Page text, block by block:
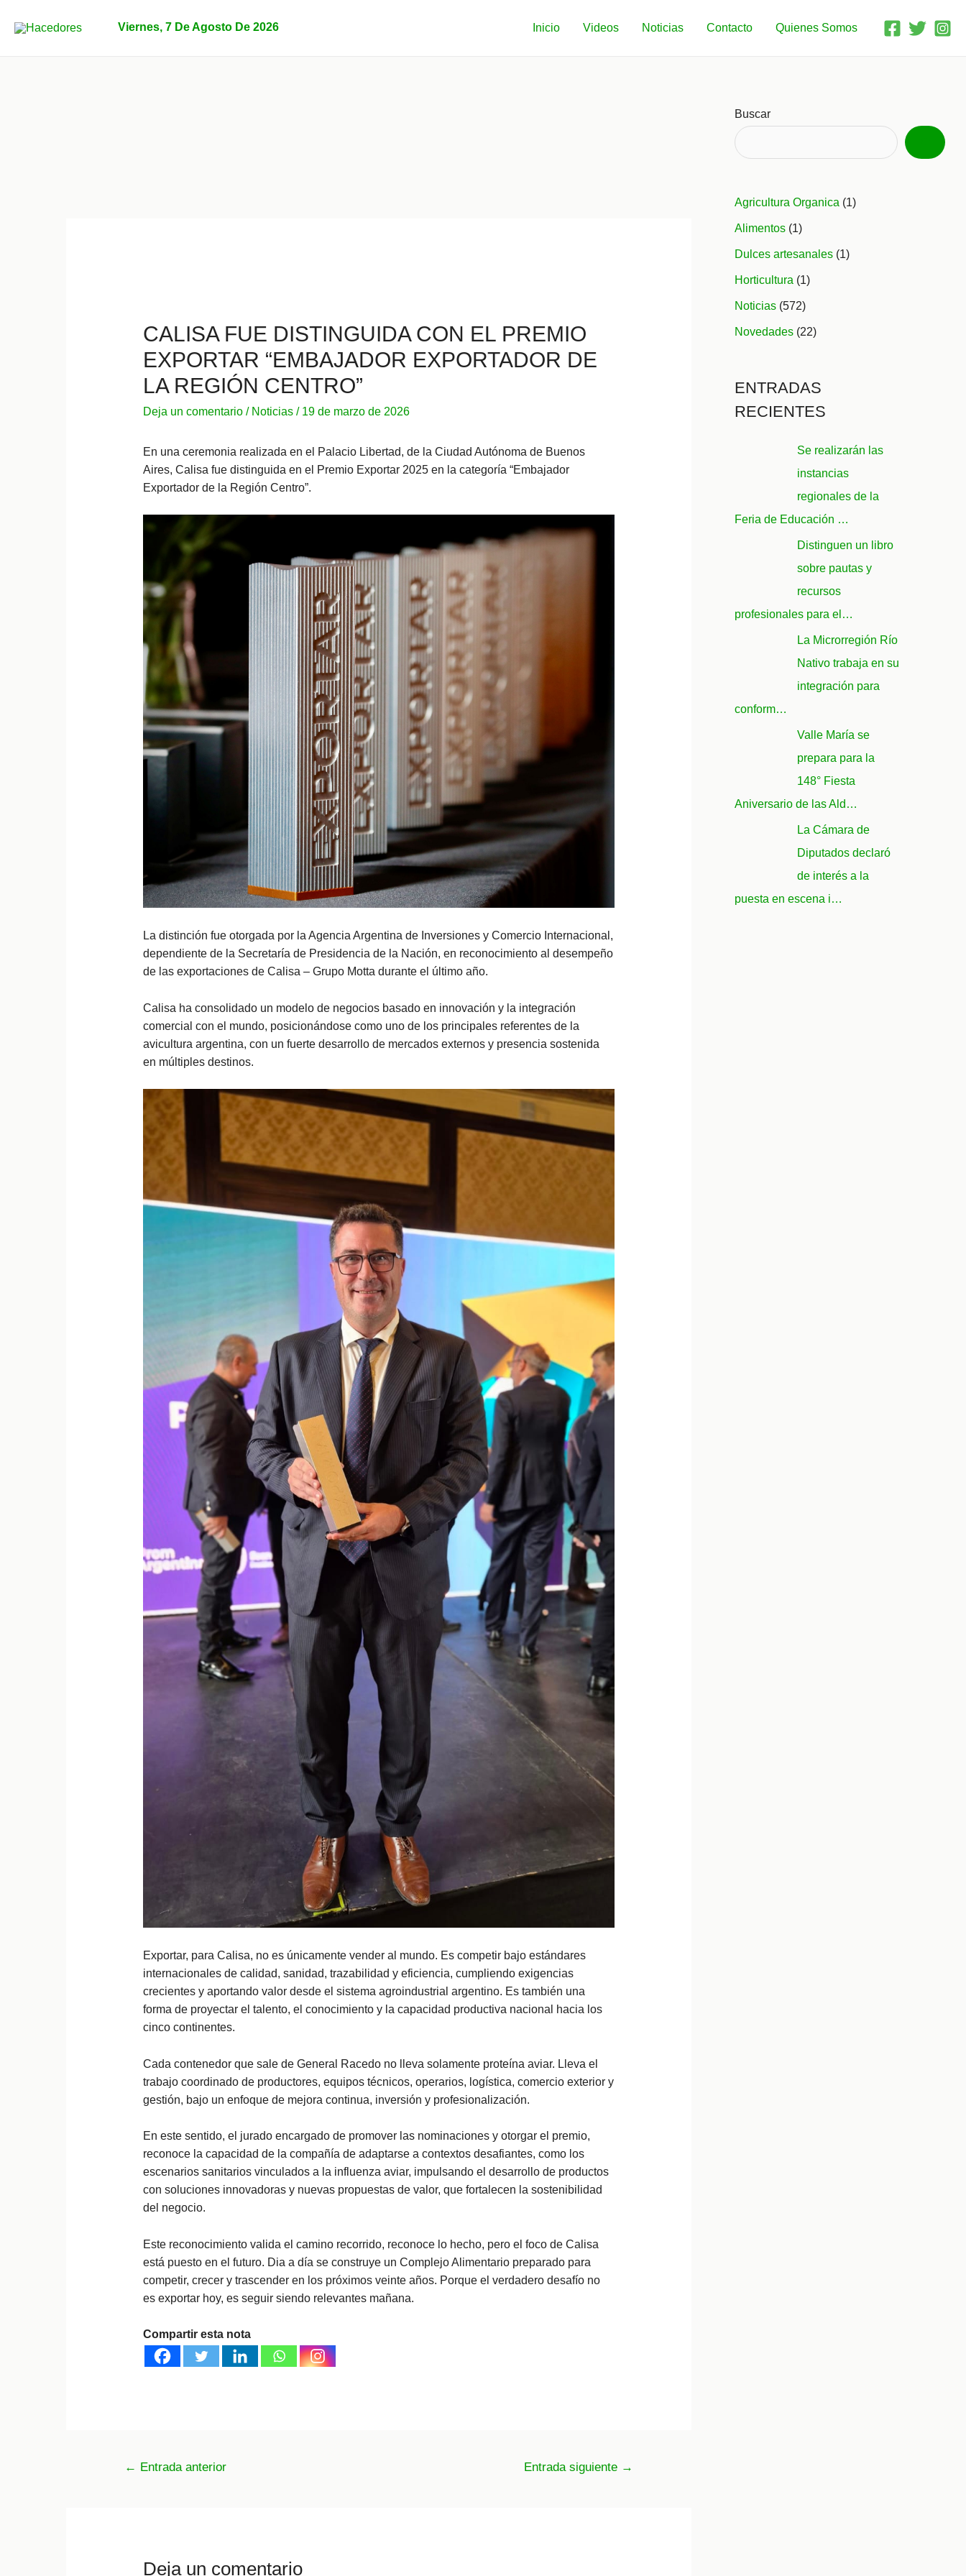
Viernes, 7 De Agosto De 2026 Inicio Videos Noticias Contacto Quienes Somos
CALISA FUE DISTINGUIDA CON EL PREMIO
EXPORTAR “EMBAJADOR EXPORTADOR DE
LA REGIÓN CENTRO”
Deja un comentario / Noticias/ 19 de marzo de 2026
En una ceremonia realizada en el Palacio Libertad, de la Ciudad Autónoma de Buenos
Aires, Calisa fue distinguida en el Premio Exportar 2025 en la categoría “Embajador
Exportador de la Región Centro”.
La distinción fue otorgada por la Agencia Argentina de Inversiones y Comercio Internacional,
dependiente de la Secretaría de Presidencia de la Nación, en reconocimiento al desempeño
de las exportaciones de Calisa – Grupo Motta durante el último año.
Calisa ha consolidado un modelo de negocios basado en innovación y la integración
comercial con el mundo, posicionándose como uno de los principales referentes de la
avicultura argentina, con un fuerte desarrollo de mercados externos y presencia sostenida
en múltiples destinos.
Exportar, para Calisa, no es únicamente vender al mundo. Es competir bajo estándares
internacionales de calidad, sanidad, trazabilidad y eficiencia, cumpliendo exigencias
crecientes y aportando valor desde el sistema agroindustrial argentino. Es también una
forma de proyectar el talento, el conocimiento y la capacidad productiva nacional hacia los
cinco continentes.
Cada contenedor que sale de General Racedo no lleva solamente proteína aviar. Lleva el
trabajo coordinado de productores, equipos técnicos, operarios, logística, comercio exterior y
gestión, bajo un enfoque de mejora continua, inversión y profesionalización.
En este sentido, el jurado encargado de promover las nominaciones y otorgar el premio,
reconoce la capacidad de la compañía de adaptarse a contextos desafiantes, como los
escenarios sanitarios vinculados a la influenza aviar, impulsando el desarrollo de productos
con soluciones innovadoras y nuevas propuestas de valor, que fortalecen la sostenibilidad
del negocio.
Este reconocimiento valida el camino recorrido, reconoce lo hecho, pero el foco de Calisa
está puesto en el futuro. Dia a día se construye un Complejo Alimentario preparado para
competir, crecer y trascender en los próximos veinte años. Porque el verdadero desafío no
es exportar hoy, es seguir siendo relevantes mañana.
Compartir esta nota
Navegación
← Entrada anterior Entrada siguiente →
Deja un comentario
Buscar
Agricultura Organica (1)
Alimentos (1)
Dulces artesanales (1)
Horticultura (1)
Noticias (572)
Novedades (22)
ENTRADAS
RECIENTES
Se realizarán las
instancias
regionales de la
Feria de Educación …
Distinguen un libro
sobre pautas y
recursos
profesionales para el…
La Microrregión Río
Nativo trabaja en su
integración para
conform…
Valle María se
prepara para la
148° Fiesta
Aniversario de las Ald…
La Cámara de
Diputados declaró
de interés a la
puesta en escena i…